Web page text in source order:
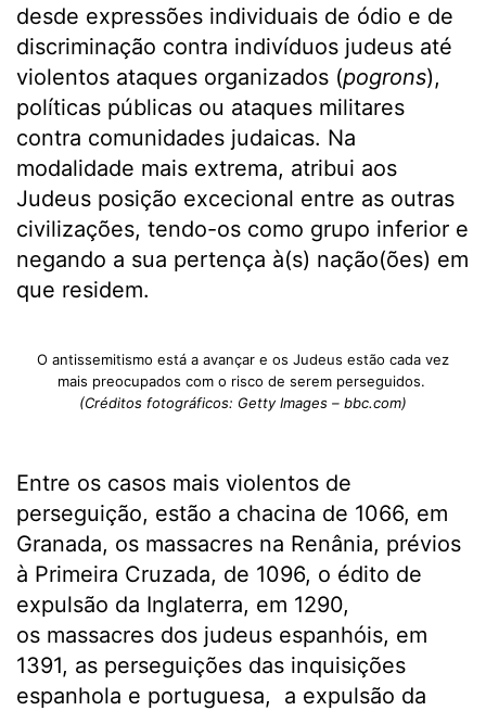
desde expressões individuais de ódio e de
discriminação contra indivíduos judeus até
violentos ataques organizados (pogrons),
políticas públicas ou ataques militares
contra comunidades judaicas. Na
modalidade mais extrema, atribui aos
Judeus posição excecional entre as outras
civilizações, tendo-os como grupo inferior e
negando a sua pertença à(s) nação(ões) em
que residem.
O antissemitismo está a avançar e os Judeus estão cada vez
mais preocupados com o risco de serem perseguidos.
(Créditos fotográficos: Getty Images – bbc.com)
Entre os casos mais violentos de
perseguição, estão a chacina de 1066, em
Granada, os massacres na Renânia, prévios
à Primeira Cruzada, de 1096, o édito de
expulsão da Inglaterra, em 1290,
os massacres dos judeus espanhóis, em
1391, as perseguições das inquisições
espanhola e portuguesa, a expulsão da